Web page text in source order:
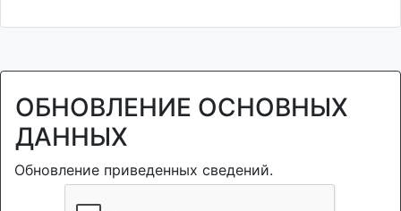
ОБНОВЛЕНИЕ ОСНОВНЫХ
ДАННЫХ
Обновление приведенных сведений.